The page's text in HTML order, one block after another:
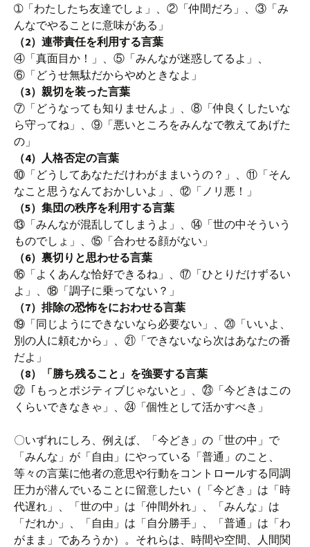
➀「わたしたち友達でしょ」、②「仲間だろ」、③「み
んなでやることに意味がある」
（2）連帯責任を利用する言葉
④「真面目か！」、⑤「みんなが迷惑してるよ」、
⑥「どうせ無駄だからやめときなよ」
（3）親切を装った言葉
⑦「どうなっても知りませんよ」、⑧「仲良くしたいな
ら守ってね」、⑨「悪いところをみんなで教えてあげた
の」
（4）人格否定の言葉
⑩「どうしてあなただけわがままいうの？」、⑪「そん
なこと思うなんておかしいよ」、⑫「ノリ悪！」
（5）集団の秩序を利用する言葉
⑬「みんなが混乱してしまうよ」、⑭「世の中そういう
ものでしょ」、⑮「合わせる顔がない」
（6）裏切りと思わせる言葉
⑯「よくあんな恰好できるね」、⑰「ひとりだけずるい
よ」、⑱「調子に乗ってない？」
（7）排除の恐怖をにおわせる言葉
⑲「同じようにできないなら必要ない」、⑳「いいよ、
別の人に頼むから」、㉑「できないなら次はあなたの番
だよ」
（8）「勝ち残ること」を強要する言葉
㉒「もっとポジティブじゃないと」、㉓「今どきはこの
くらいできなきゃ」、㉔「個性として活かすべき」
〇いずれにしろ、例えば、「今どき」の「世の中」で
「みんな」が「自由」にやっている「普通」のこと、
等々の言葉に他者の意思や行動をコントロールする同調
圧力が潜んでいることに留意したい（「今どき」は「時
代遅れ」、「世の中」は「仲間外れ」、「みんな」は
「だれか」、「自由」は「自分勝手」、「普通」は「わ
がまま」であろうか）。それらは、時間や空間、人間関